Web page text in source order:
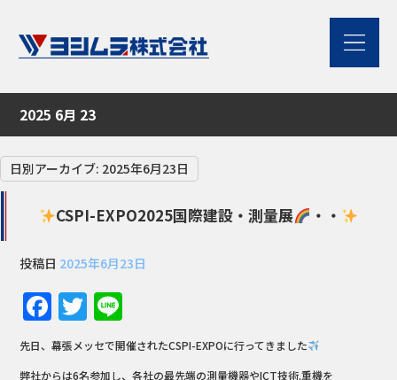
2025 6月 23
日別アーカイブ: 2025年6月23日
CSPI-EXPO2025国際建設・測量展 ・・
投稿日 2025年6月23日
Facebook
Twitter
先日、幕張メッセで開催されたCSPI-EXPOに行ってきました
弊社からは6名参加し、各社の最先端の測量機器やICT技術.重機を